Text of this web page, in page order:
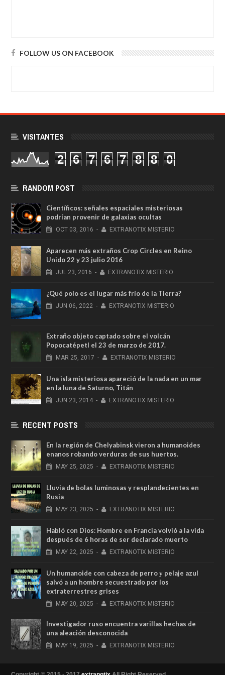
FOLLOW US ON FACEBOOK
VISITANTES
2 6 7 6 7 8 8 0
RANDOM POST
Científicos: señales espaciales misteriosas
podrían provenir de galaxias ocultas
OCT 03, 2016 - EXTRANOTIX MISTERIO
Aparecen más extraños Crop Circles en Reino
Unido 22 y 23 julio 2016
JUL 23, 2016 - EXTRANOTIX MISTERIO
¿Qué polo es el lugar más frío de la Tierra?
JUN 06, 2022 - EXTRANOTIX MISTERIO
Extraño objeto captado sobre el volcán
Popocatépetl el 23 de marzo de 2017.
MAR 25, 2017 - EXTRANOTIX MISTERIO
Una isla misteriosa apareció de la nada en un mar
en la luna de Saturno, Titán
JUN 23, 2014 - EXTRANOTIX MISTERIO
RECENT POSTS
En la región de Chelyabinsk vieron a humanoides
enanos robando verduras de sus huertos.
MAY 25, 2025 - EXTRANOTIX MISTERIO
Lluvia de bolas luminosas y resplandecientes en
Rusia
MAY 23, 2025 - EXTRANOTIX MISTERIO
Habló con Dios: Hombre en Francia volvió a la vida
después de 6 horas de ser declarado muerto
MAY 22, 2025 - EXTRANOTIX MISTERIO
Un humanoide con cabeza de perro у pelaje azul
salvó a un hombre secuestrado por los
extraterrestres grises
MAY 20, 2025 - EXTRANOTIX MISTERIO
Investigador ruso encuentra varillas hechas de
una aleación desconocida
MAY 19, 2025 - EXTRANOTIX MISTERIO